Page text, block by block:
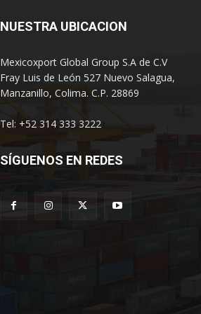
NUESTRA UBICACION
Mexicoxport Global Group S.A de C.V
Fray Luis de León 527 Nuevo Salagua,
Manzanillo, Colima. C.P. 28869
Tel: +52 314 333 3222
SÍGUENOS EN REDES